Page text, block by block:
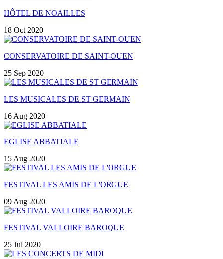
HÔTEL DE NOAILLES
18 Oct 2020
CONSERVATOIRE DE SAINT-OUEN
25 Sep 2020
LES MUSICALES DE ST GERMAIN
16 Aug 2020
EGLISE ABBATIALE
15 Aug 2020
FESTIVAL LES AMIS DE L'ORGUE
09 Aug 2020
FESTIVAL VALLOIRE BAROQUE
25 Jul 2020